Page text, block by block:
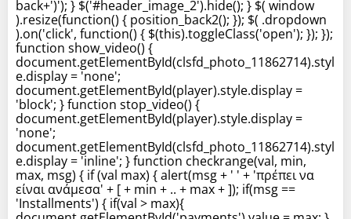
back+')'); } $('#header_image_2').hide(); } $( window
).resize(function() { position_back2(); }); $( .dropdown
).on('click', function() { $(this).toggleClass('open'); }); });
function show_video() {
document.getElementById(clsfd_photo_11862714).styl
e.display = 'none';
document.getElementById(player).style.display =
'block'; } function stop_video() {
document.getElementById(player).style.display =
'none';
document.getElementById(clsfd_photo_11862714).styl
e.display = 'inline'; } function checkrange(val, min,
max, msg) { if (val max) { alert(msg + ' ' + 'πρέπει να
είναι ανάμεσα' + [ + min + .. + max + ]); if(msg ==
'Installments') { if(val > max){